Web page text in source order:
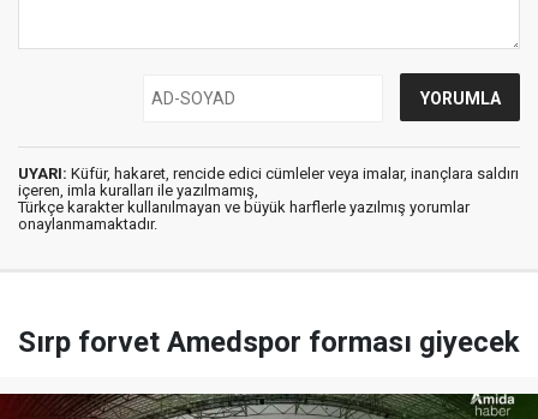
UYARI: Küfür, hakaret, rencide edici cümleler veya imalar, inançlara saldırı
içeren, imla kuralları ile yazılmamış,
Türkçe karakter kullanılmayan ve büyük harflerle yazılmış yorumlar
onaylanmamaktadır.
Sırp forvet Amedspor forması giyecek